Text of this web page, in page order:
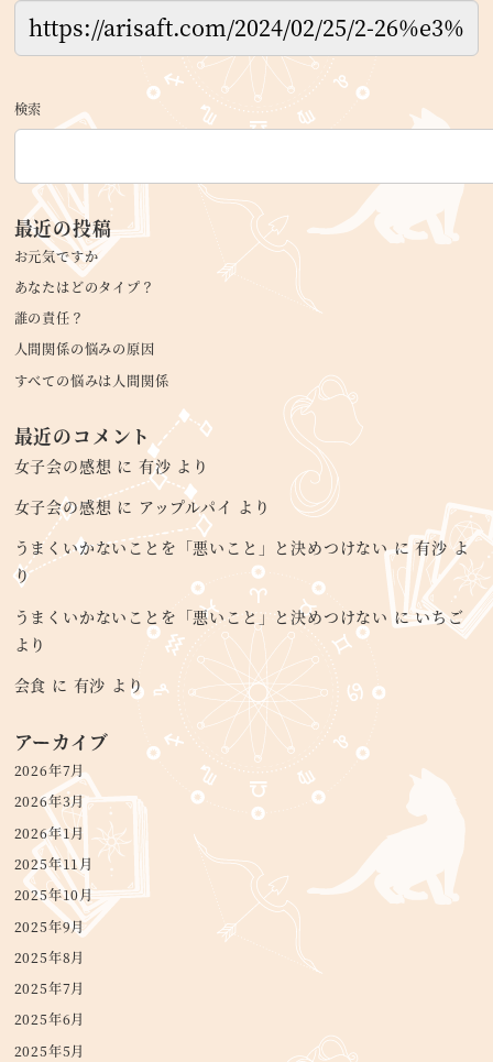
検索
最近の投稿
お元気ですか
あなたはどのタイプ？
誰の責任？
人間関係の悩みの原因
すべての悩みは人間関係
最近のコメント
女子会の感想 に 有沙 より
女子会の感想 に アップルパイ より
うまくいかないことを「悪いこと」と決めつけないに有沙よ
り
うまくいかないことを「悪いこと」と決めつけない にいちご
より
会食 に 有沙 より
アーカイブ
2026年7月
2026年3月
2026年1月
2025年11月
2025年10月
2025年9月
2025年8月
2025年7月
2025年6月
2025年5月